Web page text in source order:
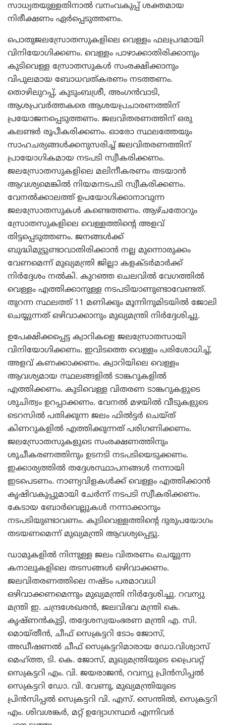
സാധ്യതയുള്ളതിനാല്‍ വനംവകുപ്പ് ശക്തമായ
നിരീക്ഷണം ഏര്‍പ്പെടുത്തണം.
പൊതുജലസ്രോതസുകളിലെ വെള്ളം ഫലപ്രദമായി
വിനിയോഗിക്കണം. വെള്ളം പാഴാക്കാതിരിക്കാനും
കുടിവെള്ള സ്രോതസുകള്‍ സംരക്ഷിക്കാനും
വിപുലമായ ബോധവത്കരണം നടത്തണം.
തൊഴിലുറപ്പ്, കുടുംബശ്രീ, അംഗന്‍വാടി,
ആശപ്രവര്‍ത്തകരെ ആശയപ്രചാരണത്തിന്
പ്രയോജനപ്പെടുത്തണം. ജലവിതരണത്തിന് ഒരു
കലണ്ടര്‍ രൂപീകരിക്കണം. ഓരോ സ്ഥലത്തേയും
സാഹചര്യങ്ങള്‍ക്കനുസരിച്ച് ജലവിതരണത്തിന്
പ്രായോഗികമായ നടപടി സ്വീകരിക്കണം.
ജലസ്രോതസുകളിലെ മലിനീകരണം തടയാന്‍
ആവശ്യമെങ്കില്‍ നിയമനടപടി സ്വീകരിക്കണം.
വേനല്‍ക്കാലത്ത് ഉപയോഗിക്കാനാവുന്ന
ജലസ്രോതസുകള്‍ കണ്ടെത്തണം. ആഴ്ചതോറും
സ്രോതസുകളിലെ വെള്ളത്തിന്റെ അളവ്
തിട്ടപ്പെടുത്തണം. ജനങ്ങള്‍ക്ക്
ബുദ്ധിമുട്ടുണ്ടാവാതിരിക്കാന്‍ നല്ല മുന്നൊരുക്കം
വേണമെന്ന് മുഖ്യമന്ത്രി ജില്ലാ കളക്ടര്‍മാര്‍ക്ക്
നിര്‍ദ്ദേശം നല്‍കി. കുറഞ്ഞ ചെലവില്‍ വേഗത്തില്‍
വെള്ളം എത്തിക്കാനുള്ള നടപടിയാണുണ്ടാവേണ്ടത്.
തുറന്ന സ്ഥലത്ത് 11 മണിക്കും മൂന്നിനുമിടയില്‍ ജോലി
ചെയ്യുന്നത് ഒഴിവാക്കാനും മുഖ്യമന്ത്രി നിര്‍ദ്ദേശിച്ചു.
ഉപേക്ഷിക്കപ്പെട്ട ക്വാറികളെ ജലസ്രോതസായി
വിനിയോഗിക്കണം. ഇവിടത്തെ വെള്ളം പരിശോധിച്ച്,
അളവ് കണക്കാക്കണം. ക്വാറിയിലെ വെള്ളം
ആവശ്യമായ സ്ഥലങ്ങളില്‍ ടാങ്കറുകളില്‍
എത്തിക്കണം. കുടിവെള്ള വിതരണ ടാങ്കറുകളുടെ
ശുചിത്വം ഉറപ്പാക്കണം. വേനല്‍ മഴയില്‍ വീടുകളുടെ
ടെറസില്‍ പതിക്കുന്ന ജലം ഫില്‍ട്ടര്‍ ചെയ്ത്
കിണറുകളില്‍ എത്തിക്കുന്നത് പരിഗണിക്കണം.
ജലസ്രോതസുകളുടെ സംരക്ഷണത്തിനും
ശുചീകരണത്തിനും ഉടനടി നടപടിയെടുക്കണം.
ഇക്കാര്യത്തില്‍ തദ്ദേശസ്ഥാപനങ്ങള്‍ നന്നായി
ഇടപെടണം. നാണ്യവിളകള്‍ക്ക് വെള്ളം എത്തിക്കാന്‍
കൃഷിവകുപ്പുമായി ചേര്‍ന്ന് നടപടി സ്വീകരിക്കണം.
കേടായ ബോര്‍വെല്ലുകള്‍ നന്നാക്കാനും
നടപടിയുണ്ടാവണം. കുടിവെള്ളത്തിന്റെ ദുരുപയോഗം
തടയണമെന്ന് മുഖ്യമന്ത്രി ആവശ്യപ്പെട്ടു.
ഡാമുകളില്‍ നിന്നുള്ള ജലം വിതരണം ചെയ്യുന്ന
കനാലുകളിലെ തടസങ്ങള്‍ ഒഴിവാക്കണം.
ജലവിതരണത്തിലെ നഷ്ടം പരമാവധി
ഒഴിവാക്കണമെന്നും മുഖ്യമന്ത്രി നിര്‍ദ്ദേശിച്ചു. റവന്യു
മന്ത്രി ഇ. ചന്ദ്രശേഖരന്‍, ജലവിഭവ മന്ത്രി കെ.
കൃഷ്ണന്‍കുട്ടി, തദ്ദേശസ്വയംഭരണ മന്ത്രി എ. സി.
മൊയ്തീന്‍, ചീഫ് സെക്രട്ടറി ടോം ജോസ്,
അഡീഷണല്‍ ചീഫ് സെക്രട്ടറിമാരായ ഡോ.വിശ്വാസ്
മെഹ്ത്ത, ടി. കെ. ജോസ്, മുഖ്യമന്ത്രിയുടെ പ്രൈവറ്റ്
സെക്രട്ടറി എം. വി. ജയരാജന്‍, റവന്യു പ്രിന്‍സിപ്പല്‍
സെക്രട്ടറി ഡോ. വി. വേണു, മുഖ്യമന്ത്രിയുടെ
പ്രിന്‍സിപ്പല്‍ സെക്രട്ടറി വി. എസ്. സെന്തില്‍, സെക്രട്ടറി
എം. ശിവശങ്കര്‍, മറ്റ് ഉദ്യോഗസ്ഥര്‍ എന്നിവര്‍